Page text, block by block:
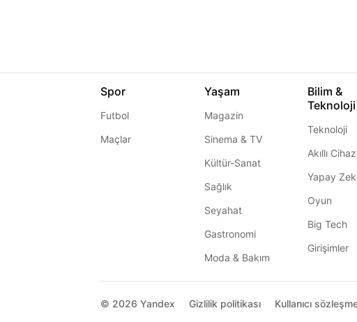
Spor
Futbol
Maçlar
Yaşam
Magazin
Sinema & TV
Kültür-Sanat
Sağlık
Seyahat
Gastronomi
Moda & Bakım
Bilim &
Teknoloji
Teknoloji
Akıllı
Yapay
Oyun
Big Tech
Girişimler
© 2026 Yandex Gizlilik politikası Kullanıcı